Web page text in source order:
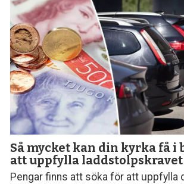
Så mycket kan din kyrka få i
att uppfylla laddstolpskravet
Pengar finns att söka för att uppfylla